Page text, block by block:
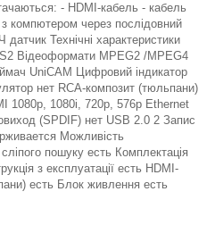
- HDMI-кабель - кабель
компютером через послідовний
датчик Технічні характеристики
Відеоформати MPEG2 /MPEG4
UniCAM Цифровий індикатор
нет RCA-композит (тюльпани)
1080p, 1080i, 720p, 576p Ethernet
(SPDIF) нет USB 2.0 2 Запис
Можливість
пошуку есть Комплектація
з експлуатації есть HDMI-
есть Блок живлення есть